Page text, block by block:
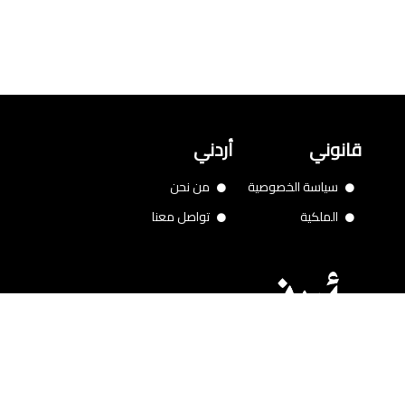
قانوني
سياسة الخصوصية
الملكية
أردني
من نحن
تواصل معنا